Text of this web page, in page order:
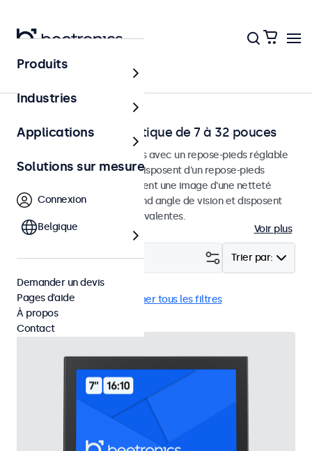
Accueil
Moniteurs de bureautique de 7 à 32 pouces
Moniteurs de bureau conçus avec un repose-pieds réglable
et robuste. Ces moniteurs disposent d'un repose-pieds
compact et stable, fournissent une image d'une netteté
exceptionnelle avec un grand angle de vision et disposent
d'options de connexion polyvalentes.
Voir plus
Trier par:
Filtrer (24)
Bureau eMark Supprimer tous les filtres
Produits
Industries
Applications
Solutions sur mesure
Connexion
Belgique
Demander un devis
Pages d’aide
À propos
Contact